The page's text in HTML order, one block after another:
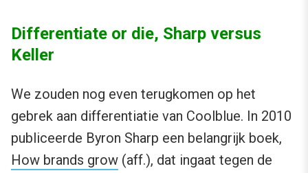
Differentiate or die, Sharp versus
Keller
We zouden nog even terugkomen op het
gebrek aan differentiatie van Coolblue. In 2010
publiceerde Byron Sharp een belangrijk boek,
How brands grow (aff.), dat ingaat tegen de